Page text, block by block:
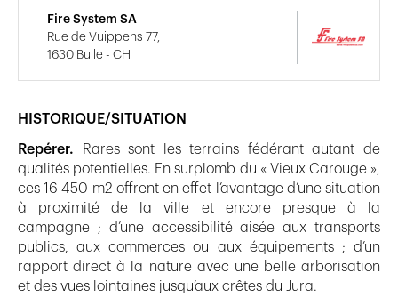
HISTORIQUE/SITUATION
Repérer.
Rares sont les terrains fédérant autant de
qualités potentielles. En surplomb du « Vieux Carouge »,
ces 16 450 m2 offrent en effet l’avantage d’une situation
à proximité de la ville et encore presque à la
campagne ; d’une accessibilité aisée aux transports
publics, aux commerces ou aux équipements ; d’un
rapport direct à la nature avec une belle arborisation
et des vues lointaines jusqu’aux crêtes du Jura.
Fire System SA
Rue de Vuippens 77,
1630 Bulle - CH